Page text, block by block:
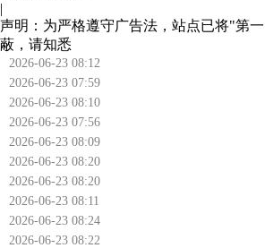
|
声明：为严格遵守广告法，站点已将"第
蔽，请知悉
2026-06-23 08:12
2026-06-23 07:59
2026-06-23 08:10
2026-06-23 07:56
2026-06-23 08:09
2026-06-23 08:20
2026-06-23 08:20
2026-06-23 08:11
2026-06-23 08:24
2026-06-23 08:22